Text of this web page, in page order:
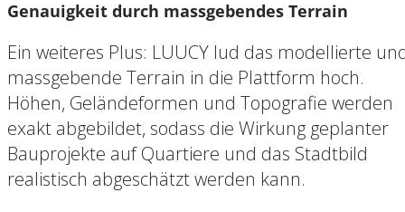
Genauigkeit durch massgebendes Terrain
Ein weiteres Plus: LUUCY lud das modellierte
massgebende Terrain in die Plattform hoch.
Höhen, Geländeformen und Topografie werden
exakt abgebildet, sodass die Wirkung geplanter
Bauprojekte auf Quartiere und das Stadtbild
realistisch abgeschätzt werden kann.